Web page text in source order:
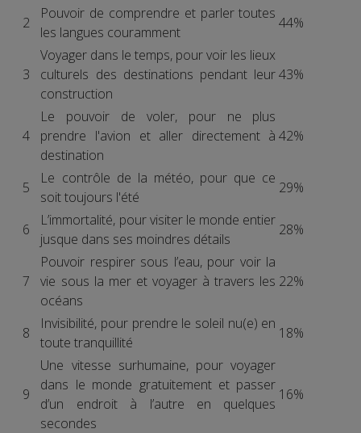
2
Pouvoir de comprendre et parler toutes
les langues couramment
44%
3
Voyager dans le temps, pour voir les lieux
culturels des destinations pendant leur
construction
43%
4
Le pouvoir de voler, pour ne plus
prendre l'avion et aller directement à
destination
42%
5
Le contrôle de la météo, pour que ce
soit toujours l'été
29%
6
L’immortalité, pour visiter le monde entier
jusque dans ses moindres détails
28%
7
Pouvoir respirer sous l’eau, pour voir la
vie sous la mer et voyager à travers les
océans
22%
8
Invisibilité, pour prendre le soleil nu(e) en
toute tranquillité
18%
9
Une vitesse surhumaine, pour voyager
dans le monde gratuitement et passer
d’un endroit à l’autre en quelques
secondes
16%